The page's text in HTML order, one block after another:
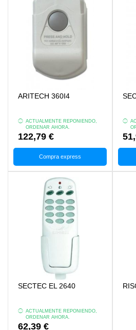
ARITECH 360I4
ACTUALMENTE REPONIENDO,
ORDENAR AHORA.
122,79 €
Compra express
SECTEC EL 2640
ACTUALMENTE REPONIENDO,
ORDENAR AHORA.
62,39 €